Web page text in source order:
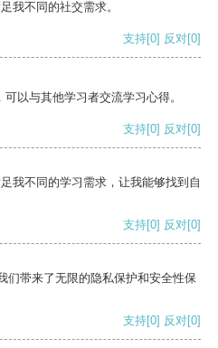
我不同的社交需求。
支持[0] 反对[0]
以与其他学习者交流学习心得。
支持[0] 反对[0]
我不同的学习需求，让我能够找到自
支持[0] 反对[0]
们带来了无限的隐私保护和安全性保
支持[0] 反对[0]